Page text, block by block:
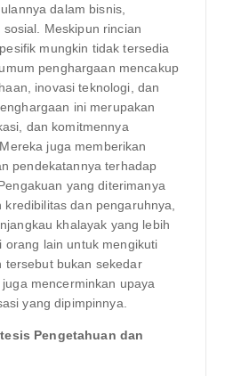
dalam bisnis,
Meskipun rincian
mungkin tidak tersedia
penghargaan mencakup
inovasi teknologi, dan
ini merupakan
dan komitmennya
juga memberikan
pendekatannya terhadap
yang diterimanya
dan pengaruhnya,
khalayak yang lebih
orang lain untuk mengikuti
tersebut bukan sekedar
mencerminkan upaya
yang dipimpinnya.
Pengetahuan dan